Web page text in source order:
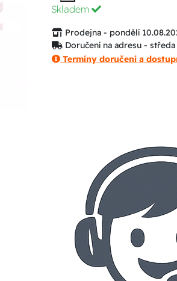
Skladem
Prodejna - pondělí
Doručení na adresu - středa
Termíny doručení a